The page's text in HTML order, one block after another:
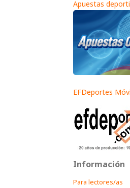
Apuestas
EFDeportes
Información
Para lectores/as